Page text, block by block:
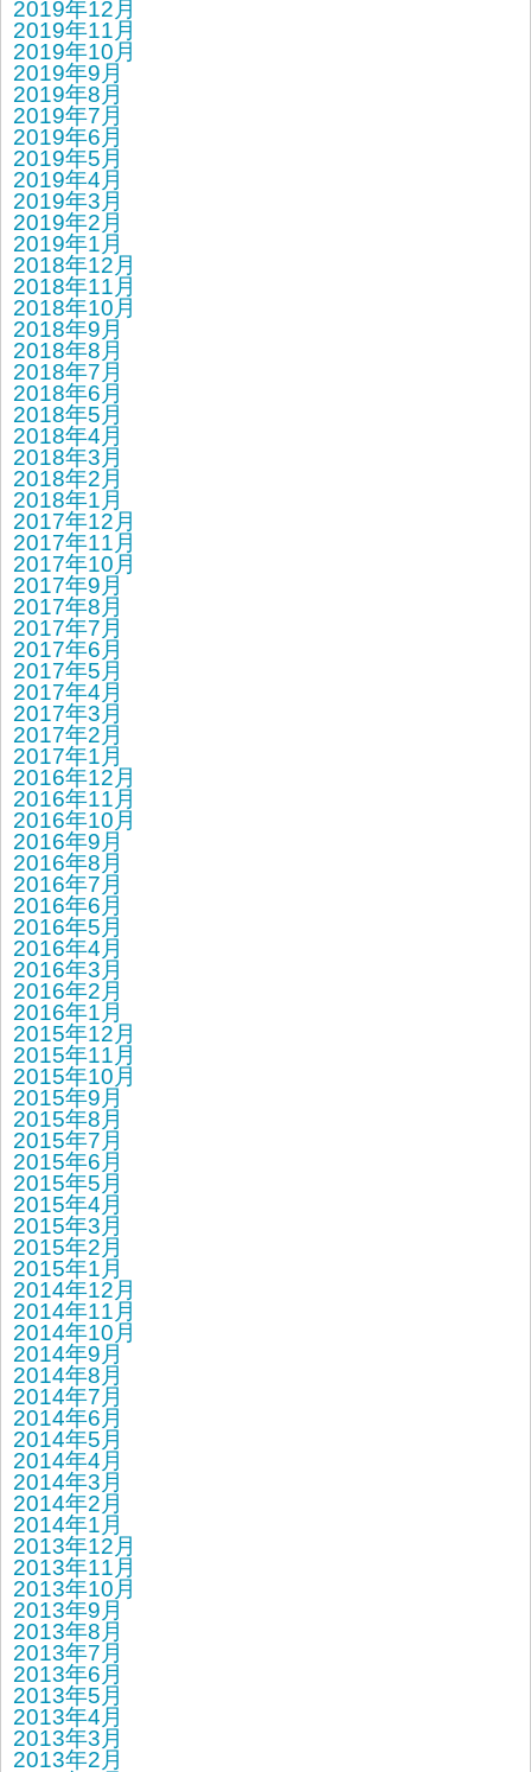
2019年12月
2019年11月
2019年10月
2019年9月
2019年8月
2019年7月
2019年6月
2019年5月
2019年4月
2019年3月
2019年2月
2019年1月
2018年12月
2018年11月
2018年10月
2018年9月
2018年8月
2018年7月
2018年6月
2018年5月
2018年4月
2018年3月
2018年2月
2018年1月
2017年12月
2017年11月
2017年10月
2017年9月
2017年8月
2017年7月
2017年6月
2017年5月
2017年4月
2017年3月
2017年2月
2017年1月
2016年12月
2016年11月
2016年10月
2016年9月
2016年8月
2016年7月
2016年6月
2016年5月
2016年4月
2016年3月
2016年2月
2016年1月
2015年12月
2015年11月
2015年10月
2015年9月
2015年8月
2015年7月
2015年6月
2015年5月
2015年4月
2015年3月
2015年2月
2015年1月
2014年12月
2014年11月
2014年10月
2014年9月
2014年8月
2014年7月
2014年6月
2014年5月
2014年4月
2014年3月
2014年2月
2014年1月
2013年12月
2013年11月
2013年10月
2013年9月
2013年8月
2013年7月
2013年6月
2013年5月
2013年4月
2013年3月
2013年2月